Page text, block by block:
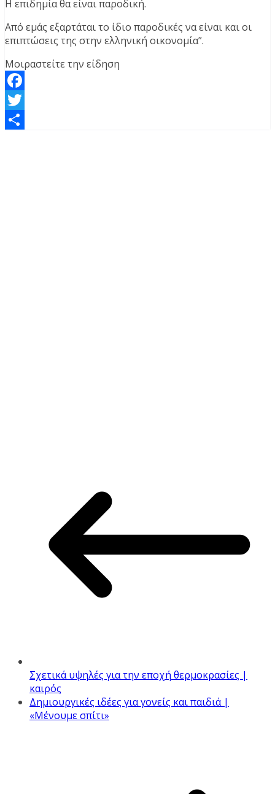
Η επιδημία θα είναι παροδική.
Από εμάς εξαρτάται το ίδιο παροδικές να είναι και οι
επιπτώσεις της στην ελληνική οικονομία”.
Μοιραστείτε την είδηση
Facebook
Twitter
Σχετικά υψηλές για την εποχή θερμοκρασίες |
καιρός
Δημιουργικές ιδέες για γονείς και παιδιά |
«Μένουμε σπίτι»